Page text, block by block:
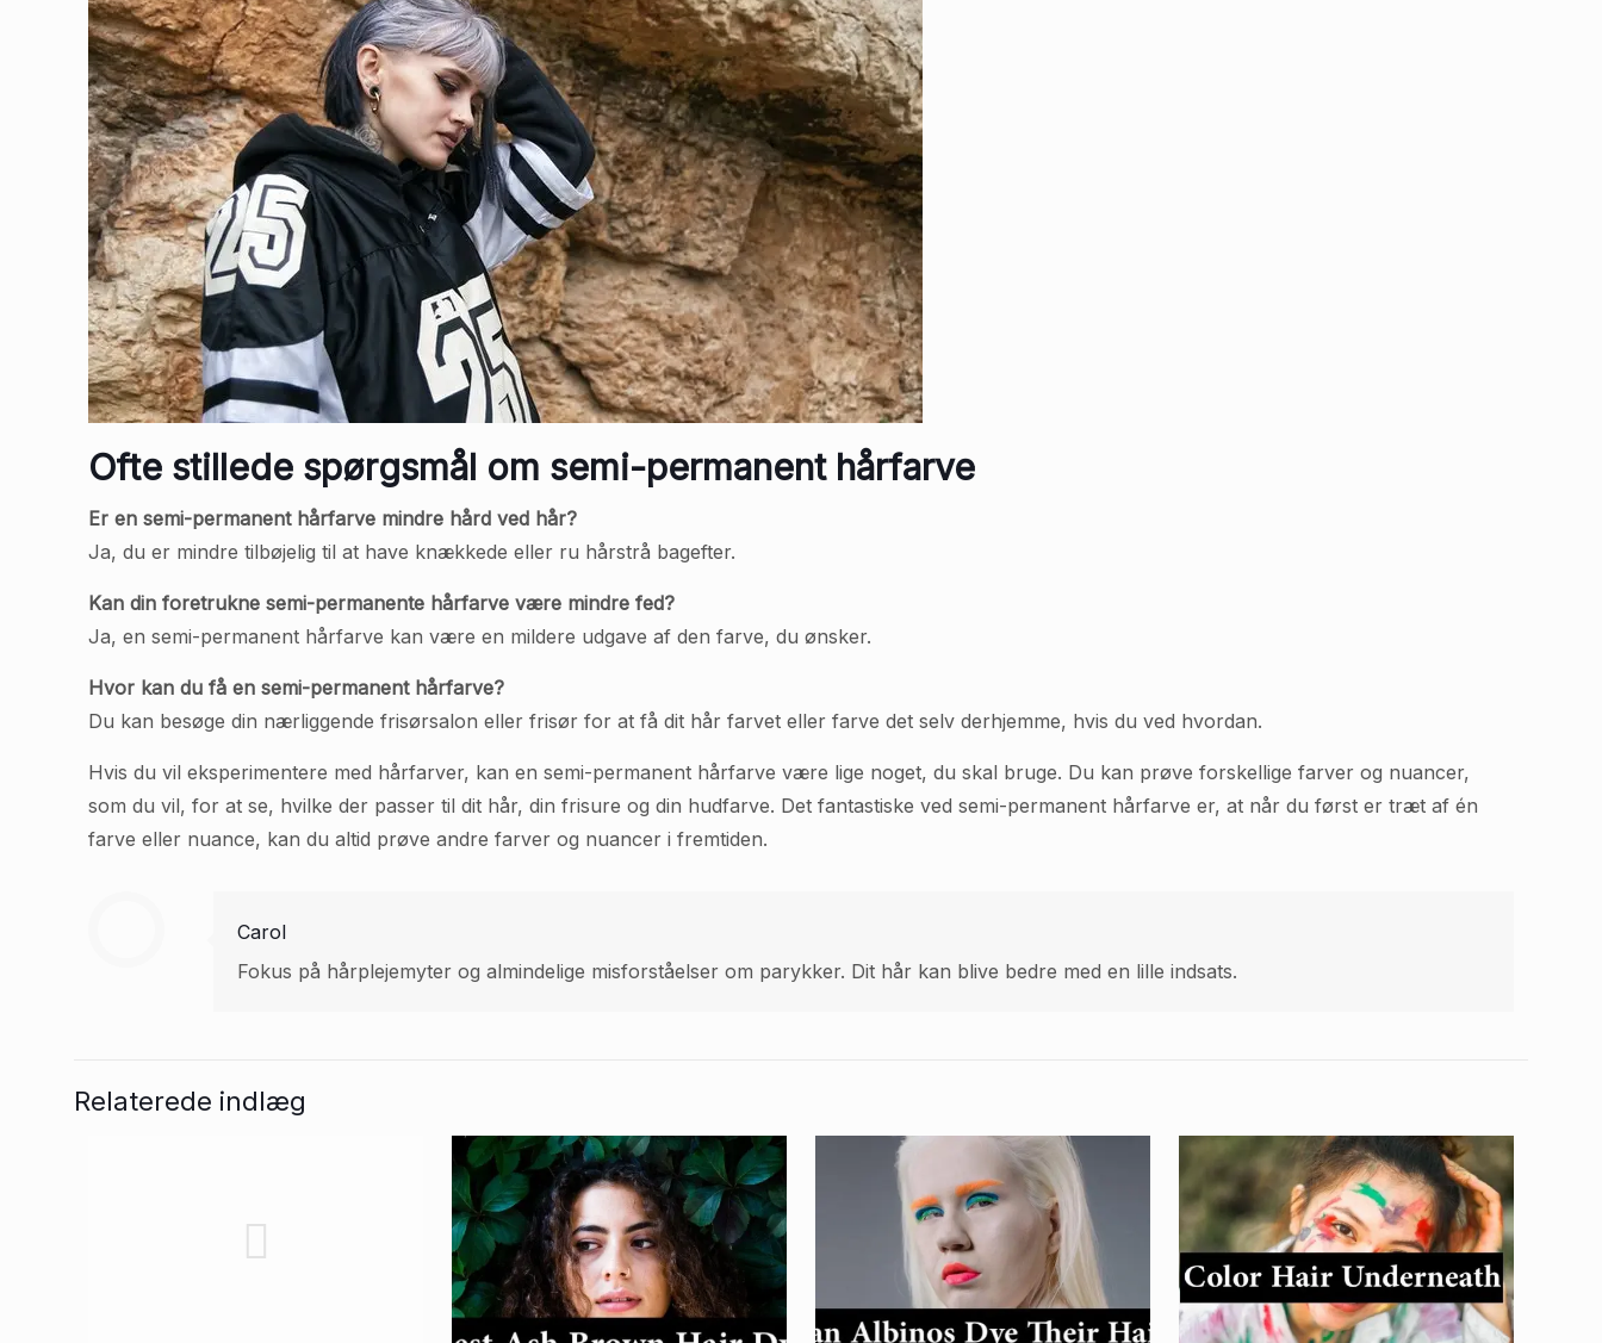
Ofte stillede spørgsmål om semi-permanent hårfarve
Er en semi-permanent hårfarve mindre hård ved hår?
Ja, du er mindre tilbøjelig til at have knækkede eller ru hårstrå bagefter.
Kan din foretrukne semi-permanente hårfarve være mindre fed?
Ja, en semi-permanent hårfarve kan være en mildere udgave af den farve, du ønsker.
Hvor kan du få en semi-permanent hårfarve?
Du kan besøge din nærliggende frisørsalon eller frisør for at få dit hår farvet eller farve det selv derhjemme, hvis du ved hvordan.
Hvis du vil eksperimentere med hårfarver, kan en semi-permanent hårfarve være lige noget, du skal bruge. Du kan prøve forskellige farver og nuancer,
som du vil, for at se, hvilke der passer til dit hår, din frisure og din hudfarve. Det fantastiske ved semi-permanent hårfarve er, at når du først er træt af én
farve eller nuance, kan du altid prøve andre farver og nuancer i fremtiden.
Carol
Fokus på hårplejemyter og almindelige misforståelser om parykker. Dit hår kan blive bedre med en lille indsats.
Relaterede indlæg